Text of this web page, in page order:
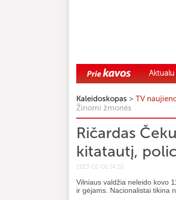
Aktualu
Kaleidoskopas > TV
Žinomi žmonės
Ričardas
kitatautį,
2013-02-06 14:16
Vilniaus valdžia neleido kovo
ir gėjams. Nacionalistai tikina